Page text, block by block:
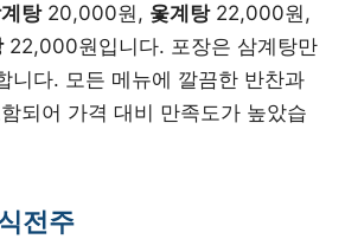
탕20,000원, 옻계탕22,000원,
22,000원입니다. 포장은 삼계탕만
니다. 모든 메뉴에 깔끔한 반찬과
되어 가격 대비 만족도가 높았습
전주